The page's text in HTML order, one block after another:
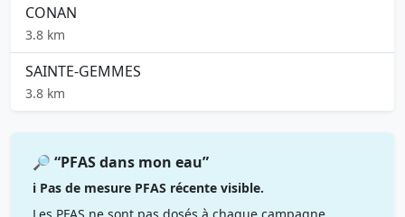
CONAN
3.8 km
SAINTE-GEMMES
3.8 km
🔎 “PFAS dans mon eau”
ℹ️ Pas de mesure PFAS récente visible.